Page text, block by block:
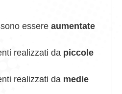
essere aumentate
realizzati da piccole
realizzati da medie